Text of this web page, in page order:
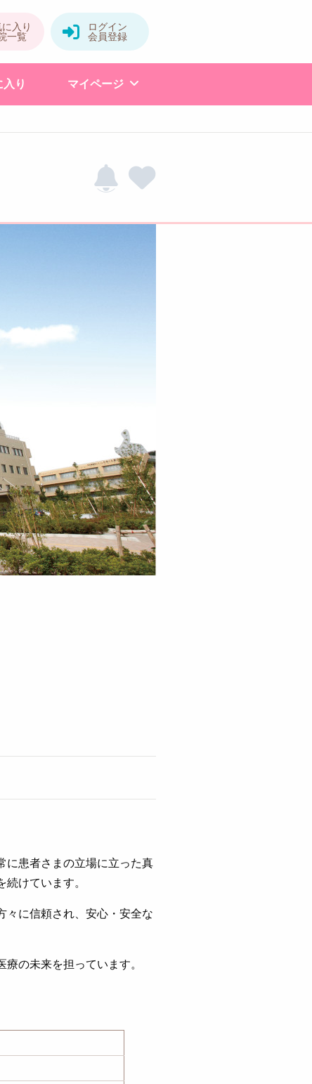
入り マイページ
に患者さまの立場に立った真
けています。
々に信頼され、安心・安全な
の未来を担っています。